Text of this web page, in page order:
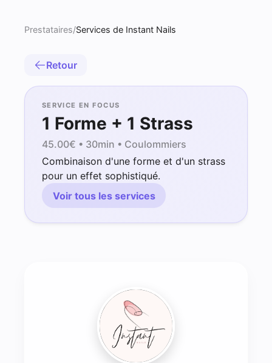
Prestataires/Services de Instant Nails
Retour
SERVICE EN FOCUS
1 Forme + 1 Strass
45.00€ • 30min • Coulommiers
Combinaison d'une forme et d'un strass
pour un effet sophistiqué.
Voir tous les services